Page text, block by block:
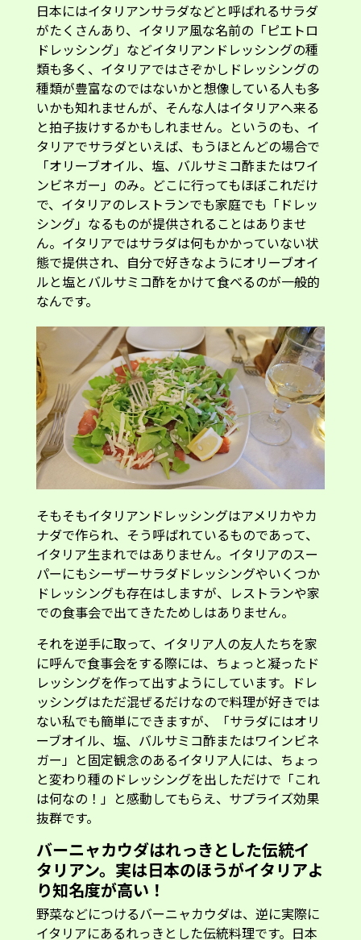
日本にはイタリアンサラダなどと呼ばれるサラダ
がたくさんあり、イタリア風な名前の「ピエトロ
ドレッシング」などイタリアンドレッシングの種
類も多く、イタリアではさぞかしドレッシングの
種類が豊富なのではないかと想像している人も多
いかも知れませんが、そんな人はイタリアへ来る
と拍子抜けするかもしれません。というのも、イ
タリアでサラダといえば、もうほとんどの場合で
「オリーブオイル、塩、バルサミコ酢またはワイ
ンビネガー」のみ。どこに行ってもほぼこれだけ
で、イタリアのレストランでも家庭でも「ドレッ
シング」なるものが提供されることはありませ
ん。イタリアではサラダは何もかかっていない状
態で提供され、自分で好きなようにオリーブオイ
ルと塩とバルサミコ酢をかけて食べるのが一般的
なんです。
そもそもイタリアンドレッシングはアメリカやカ
ナダで作られ、そう呼ばれているものであって、
イタリア生まれではありません。イタリアのスー
パーにもシーザーサラダドレッシングやいくつか
ドレッシングも存在はしますが、レストランや家
での食事会で出てきたためしはありません。
それを逆手に取って、イタリア人の友人たちを家
に呼んで食事会をする際には、ちょっと凝ったド
レッシングを作って出すようにしています。ドレ
ッシングはただ混ぜるだけなので料理が好きでは
ない私でも簡単にできますが、「サラダにはオリ
ーブオイル、塩、バルサミコ酢またはワインビネ
ガー」と固定観念のあるイタリア人には、ちょっ
と変わり種のドレッシングを出しただけで「これ
は何なの！」と感動してもらえ、サプライズ効果
抜群です。
バーニャカウダはれっきとした伝統イ
タリアン。実は日本のほうがイタリアよ
り知名度が高い！
野菜などにつけるバーニャカウダは、逆に実際に
イタリアにあるれっきとした伝統料理です。日本